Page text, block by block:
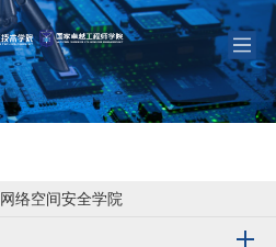
网络空间安全学院